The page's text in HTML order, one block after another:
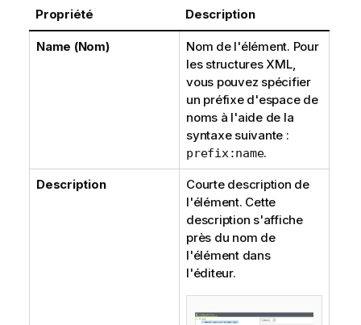
Propriété Description
Name (Nom)
Nom de l'élément. Pour
les structures XML,
vous pouvez spécifier
un préfixe d'espace de
noms à l'aide de la
syntaxe suivante :
prefix:name.
Description
Courte description de
l'élément. Cette
description s'affiche
près du nom de
l'élément dans
l'éditeur.